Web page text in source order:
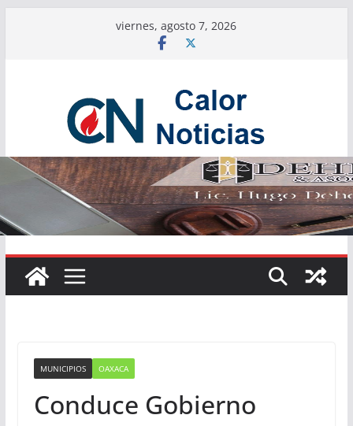
viernes, agosto 7, 2026
MUNICIPIOS OAXACA
Conduce Gobierno